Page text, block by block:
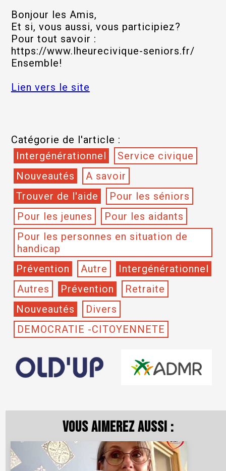
Bonjour les Amis,
Et si, vous aussi, vous participiez?
Pour tout savoir :
https://www.lheurecivique-seniors.fr/
Ensemble!
Lien vers le site
Catégorie de l'article :
Intergénérationnel
Service civique
Nouveautés
A savoir
Trouver de l'aide
Pour les séniors
Pour les jeunes
Pour les aidants
Pour les personnes en situation de
handicap
Prévention
Autre
Intergénérationnel
Autres
Prévention
Retraite
Nouveautés
Divers
DEMOCRATIE -CITOYENNETE
Vous aimerez aussi :